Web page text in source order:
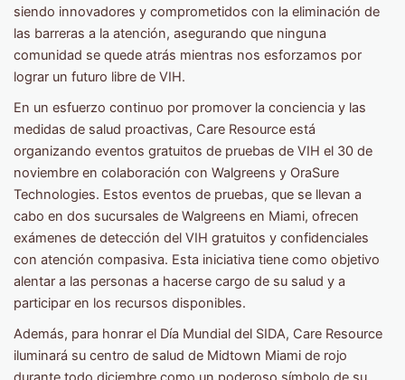
siendo innovadores y comprometidos con la eliminación de
las barreras a la atención, asegurando que ninguna
comunidad se quede atrás mientras nos esforzamos por
lograr un futuro libre de VIH.
En un esfuerzo continuo por promover la conciencia y las
medidas de salud proactivas, Care Resource está
organizando eventos gratuitos de pruebas de VIH el 30 de
noviembre en colaboración con Walgreens y OraSure
Technologies. Estos eventos de pruebas, que se llevan a
cabo en dos sucursales de Walgreens en Miami, ofrecen
exámenes de detección del VIH gratuitos y confidenciales
con atención compasiva. Esta iniciativa tiene como objetivo
alentar a las personas a hacerse cargo de su salud y a
participar en los recursos disponibles.
Además, para honrar el Día Mundial del SIDA, Care Resource
iluminará su centro de salud de Midtown Miami de rojo